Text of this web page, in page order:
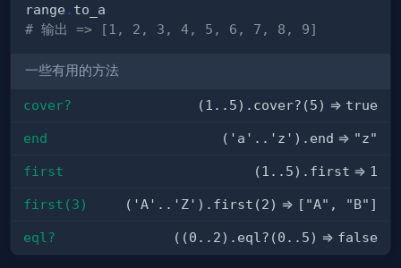
range .
# 输出 => [1, 2, 3, 4, 5, 6, 7, 8, 9]
一些有用的方法
cover? (1..5).cover?(5) => true
end ('a'..'z').end => "z"
first (1..5).first => 1
first(3) ('A'..'Z').first(2) => ["A", "B"]
eql? ((0..2).eql?(0..5) => false